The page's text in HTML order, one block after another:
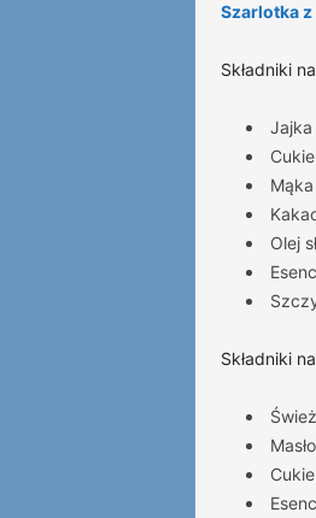
Szarlotka
Składniki
Olej
Składniki